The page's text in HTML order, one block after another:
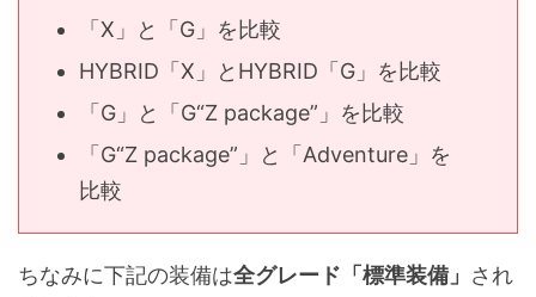
「X」と「G」を比較
HYBRID「X」とHYBRID「G」を比較
「G」と「G“Z package”」を比較
「G“Z package”」と「Adventure」を
比較
ちなみに下記の装備は全グレード「標準装備」 され